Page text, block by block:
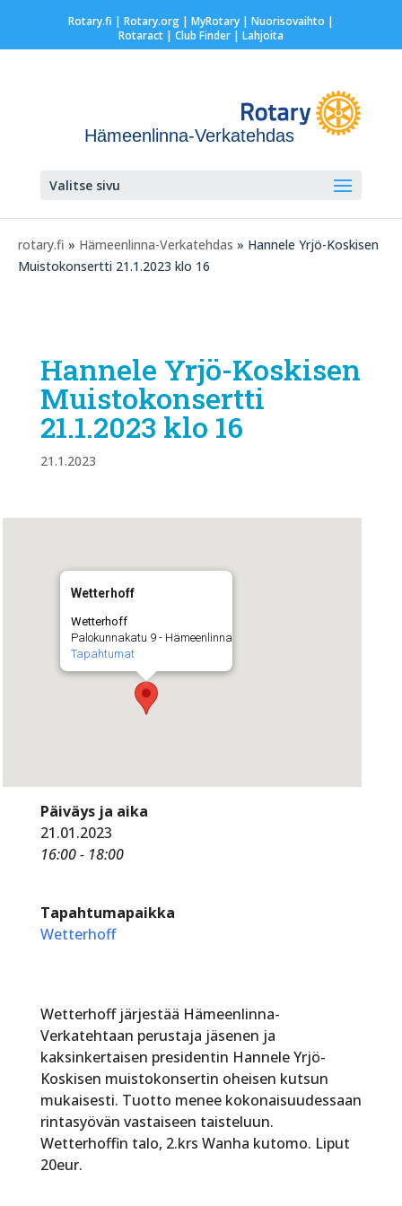
Rotary.fi | Rotary.org| MyRotary | Nuorisovaihto |
Rotaract| Club Finder| Lahjoita
Hämeenlinna-Verkatehdas
Valitse sivu
rotary.fi » Hämeenlinna-Verkatehdas » Hannele Yrjö-Koskisen
Muistokonsertti 21.1.2023 klo 16
Hannele Yrjö-Koskisen
Muistokonsertti
21.1.2023 klo 16
21.1.2023
Wetterhoff
Wetterhoff
Palokunnakatu 9 - Hämeenlinna
Tapahtumat
Päiväys ja aika
21.01.2023
16:00 - 18:00
Tapahtumapaikka
Wetterhoff
Wetterhoff järjestää Hämeenlinna-
Verkatehtaan perustaja jäsenen ja
kaksinkertaisen presidentin Hannele Yrjö-
Koskisen muistokonsertin oheisen kutsun
mukaisesti. Tuotto menee kokonaisuudessaan
rintasyövän vastaiseen taisteluun.
Wetterhoffin talo, 2.krs Wanha kutomo. Liput
20eur.